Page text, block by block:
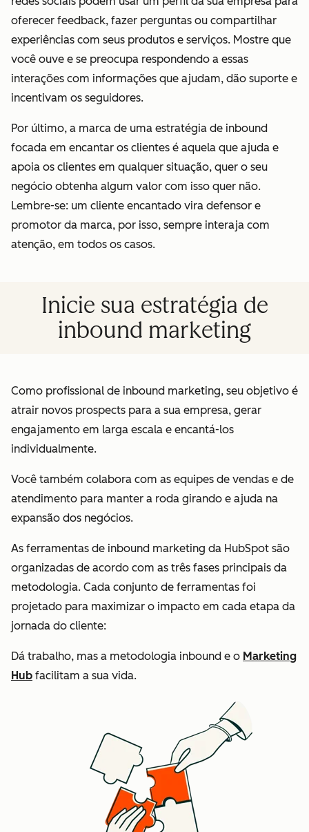
oferecer feedback, fazer perguntas ou compartilhar
experiências com seus produtos e serviços. Mostre que
você ouve e se preocupa respondendo a essas
interações com informações que ajudam, dão suporte e
incentivam os seguidores.
Por último, a marca de uma estratégia de inbound
focada em encantar os clientes é aquela que ajuda e
apoia os clientes em qualquer situação, quer o seu
negócio obtenha algum valor com isso quer não.
Lembre-se: um cliente encantado vira defensor e
promotor da marca, por isso, sempre interaja com
atenção, em todos os casos.
Inicie sua estratégia de
inbound marketing
Como profissional de inbound marketing, seu objetivo é
atrair novos prospects para a sua empresa, gerar
engajamento em larga escala e encantá-los
individualmente.
Você também colabora com as equipes de vendas e de
atendimento para manter a roda girando e ajuda na
expansão dos negócios.
As ferramentas de inbound marketing da HubSpot são
organizadas de acordo com as três fases principais da
metodologia. Cada conjunto de ferramentas foi
projetado para maximizar o impacto em cada etapa da
jornada do cliente:
Dá trabalho, mas a metodologia inbound e o Marketing
Hub facilitam a sua vida.